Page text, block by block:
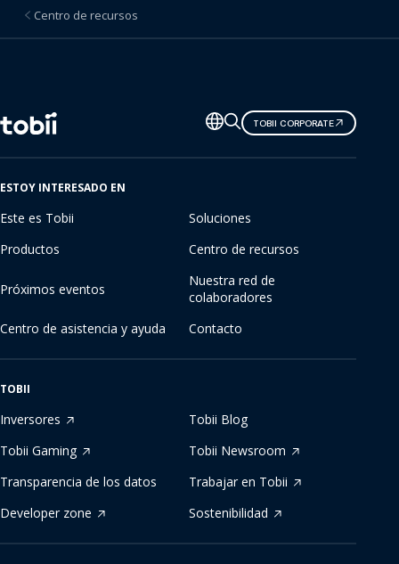
Centro de recursos
Cambiar
de
idioma
TOBII CORPORATE
ESTOY INTERESADO EN
Este es Tobii
Soluciones
Productos
Centro de recursos
Próximos eventos
Nuestra red de
colaboradores
Centro de asistencia y ayuda
Contacto
TOBII
Inversores
Tobii Blog
Tobii Gaming
Tobii Newsroom
Transparencia de los datos
Trabajar en Tobii
Developer zone
Sostenibilidad